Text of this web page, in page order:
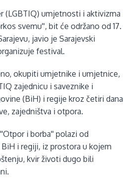
(LGBTIQ) umjetnosti i aktivizma
svemu'', bit će održano od 17.
javio je Sarajevski
festival.
okupiti umjetnike i umjetnice,
zajednicu i saveznike i
(BiH) i regije kroz četiri dana
zajedništva i otpora.
i borba'' polazi od
i regiji, iz prostora u kojem
kvir životi dugo bili